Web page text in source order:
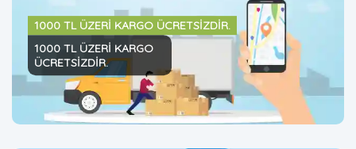
1000 TL ÜZERİ KARGO ÜCRETSİZDİR.
1000 TL ÜZERİ KARGO
ÜCRETSİZDİR.